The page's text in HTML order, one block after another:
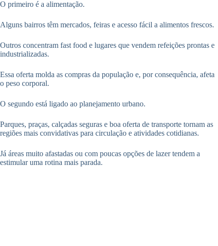
O primeiro é a alimentação.
Alguns bairros têm mercados, feiras e acesso fácil a alimentos frescos.
Outros concentram fast food e lugares que vendem refeições prontas e
industrializadas.
Essa oferta molda as compras da população e, por consequência, afeta
o peso corporal.
O segundo está ligado ao planejamento urbano.
Parques, praças, calçadas seguras e boa oferta de transporte tornam as
regiões mais convidativas para circulação e atividades cotidianas.
Já áreas muito afastadas ou com poucas opções de lazer tendem a
estimular uma rotina mais parada.